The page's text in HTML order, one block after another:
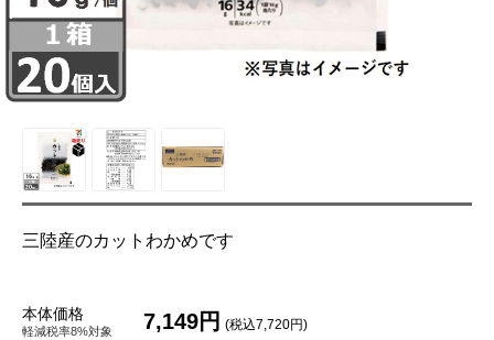
三陸産のカットわかめです
本体価格
軽減税率8%対象 7,149円 (税込7,720円)